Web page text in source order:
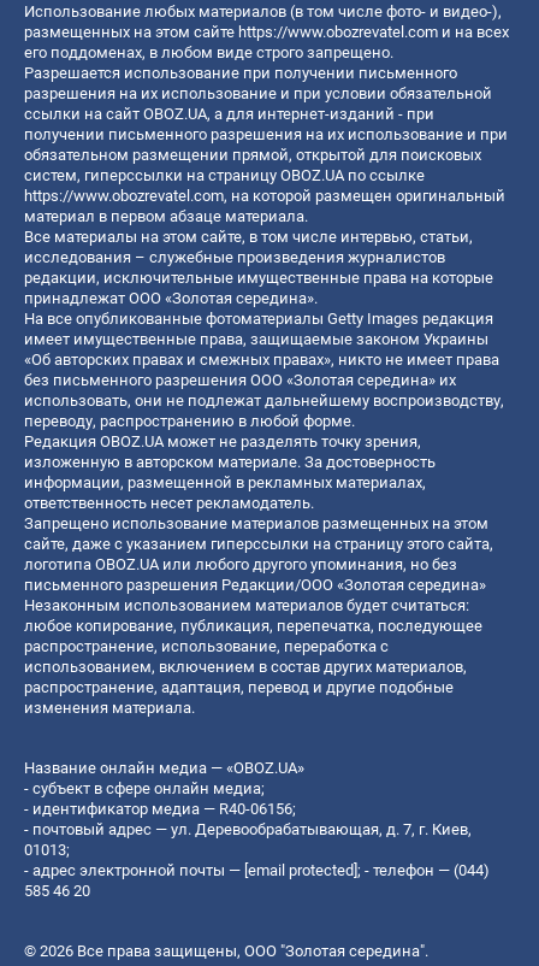
Использование любых материалов (в том числе фото- и видео-),
размещенных на этом сайте https://www.obozrevatel.com и на всех
его поддоменах, в любом виде строго запрещено.
Разрешается использование при получении письменного
разрешения на их использование и при условии обязательной
ссылки на сайт OBOZ.UA, а для интернет-изданий - при
получении письменного разрешения на их использование и при
обязательном размещении прямой, открытой для поисковых
систем, гиперссылки на страницу OBOZ.UA по ссылке
https://www.obozrevatel.com, на которой размещен оригинальный
материал в первом абзаце материала.
Все материалы на этом сайте, в том числе интервью, статьи,
исследования – служебные произведения журналистов
редакции, исключительные имущественные права на которые
принадлежат ООО «Золотая середина».
На все опубликованные фотоматериалы Getty Images редакция
имеет имущественные права, защищаемые законом Украины
«Об авторских правах и смежных правах», никто не имеет права
без письменного разрешения ООО «Золотая середина» их
использовать, они не подлежат дальнейшему воспроизводству,
переводу, распространению в любой форме.
Редакция OBOZ.UA может не разделять точку зрения,
изложенную в авторском материале. За достоверность
информации, размещенной в рекламных материалах,
ответственность несет рекламодатель.
Запрещено использование материалов размещенных на этом
сайте, даже с указанием гиперссылки на страницу этого сайта,
логотипа OBOZ.UA или любого другого упоминания, но без
письменного разрешения Редакции/ООО «Золотая середина»
Незаконным использованием материалов будет считаться:
любое копирование, публикация, перепечатка, последующее
распространение, использование, переработка с
использованием, включением в состав других материалов,
распространение, адаптация, перевод и другие подобные
изменения материала.
Название онлайн медиа — «OBOZ.UA»
- субъект в сфере онлайн медиа;
- идентификатор медиа — R40-06156;
- почтовый адрес — ул. Деревообрабатывающая, д. 7, г. Киев,
01013;
- адрес электронной почты — [email protected]; - телефон — (044)
585 46 20
© 2026 Все права защищены, ООО "Золотая середина".